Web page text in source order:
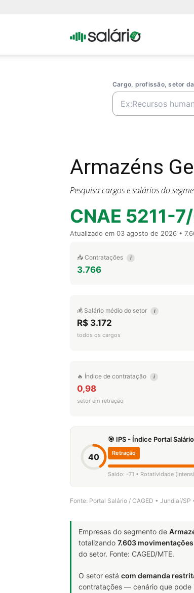
Portal
Cargo, profissão, setor
Armazéns
Pesquisa cargos e salários do
CNAE 5211-
Atualizado em 03 agosto de 2026 •
📥 Contratações i
3.766
💰 Salário médio do setor i
R$ 3.172
todos os cargos
🔥 Índice de contratação i
0,98
setor em retração
40
🎯 IPS - Índice Portal
Retração
Saldo: -71 • Rotatividade
Fonte: Portal Salário / CAGED • Jundiaí/
Empresas do segmento de
totalizando 7.603 movimentações
do setor. Fonte: CAGED/MTE.
O setor está com demanda
contratações — cenário que pode